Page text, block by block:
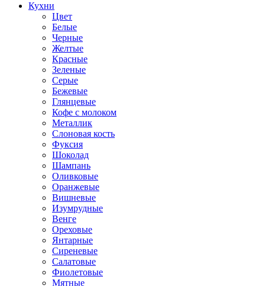
Кухни
Цвет
Белые
Черные
Желтые
Красные
Зеленые
Серые
Бежевые
Глянцевые
Кофе с молоком
Металлик
Слоновая кость
Фуксия
Шоколад
Шампань
Оливковые
Оранжевые
Вишневые
Изумрудные
Венге
Ореховые
Янтарные
Сиреневые
Салатовые
Фиолетовые
Мятные